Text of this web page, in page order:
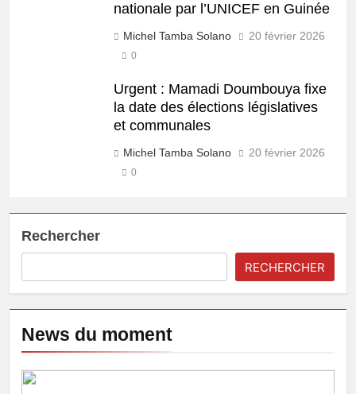
nationale par l’UNICEF en Guinée
Michel Tamba Solano 20 février 2026
0
Urgent : Mamadi Doumbouya fixe
la date des élections législatives
et communales
Michel Tamba Solano 20 février 2026
0
Rechercher
RECHERCHER
News du moment